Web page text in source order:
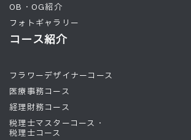
OB・OG紹介
フォトギャラリー
コース紹介
フラワーデザイナーコース
医療事務コース
経理財務コース
税理士マスターコース・
税理士コース